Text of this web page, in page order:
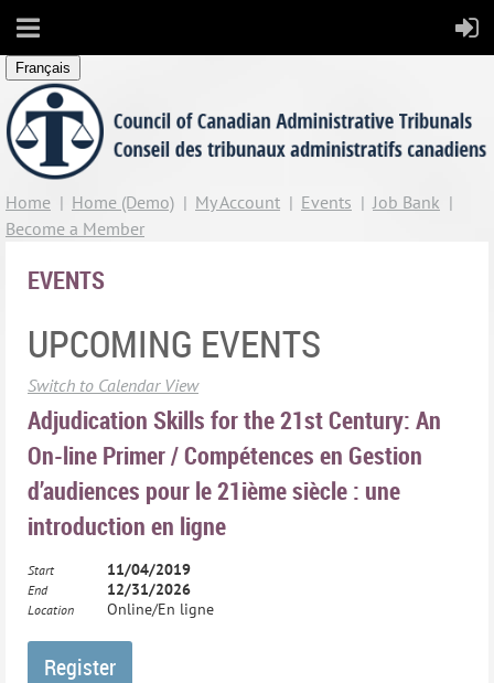
Français
Home Home (Demo) My Account Events
Job Bank
Become a Member
EVENTS
UPCOMING EVENTS
Switch to Calendar View
Adjudication Skills for the 21st Century: An
On-line Primer / Compétences en Gestion
d’audiences pour le 21ième siècle : une
introduction en ligne
Start 11/04/2019
End 12/31/2026
Location Online/En ligne